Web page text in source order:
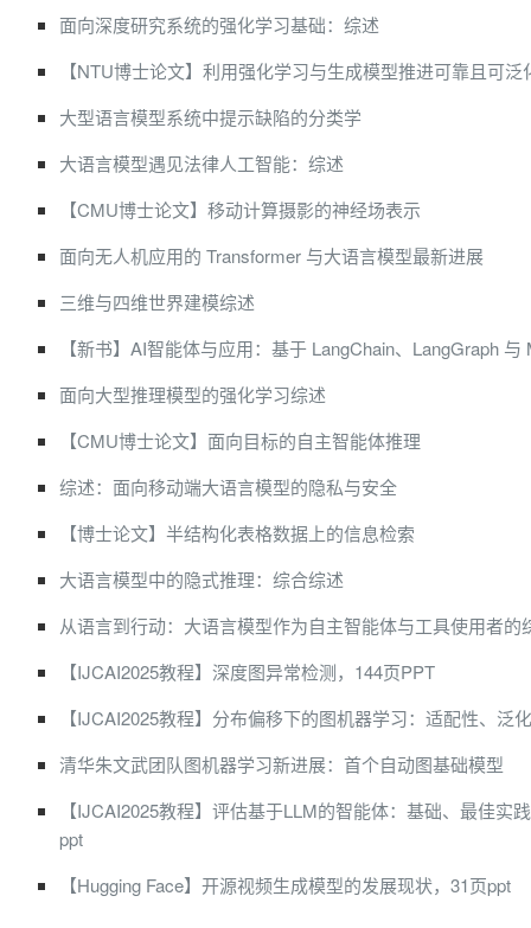
面向深度研究系统的强化学习基础：综述
【NTU博士论文】利用强化学习与生成模型推进可靠且可泛
大型语言模型系统中提示缺陷的分类学
大语言模型遇见法律人工智能：综述
【CMU博士论文】移动计算摄影的神经场表示
面向无人机应用的 Transformer 与大语言模型最新进展
三维与四维世界建模综述
【新书】AI智能体与应用：基于 LangChain、LangGraph 与
面向大型推理模型的强化学习综述
【CMU博士论文】面向目标的自主智能体推理
综述：面向移动端大语言模型的隐私与安全
【博士论文】半结构化表格数据上的信息检索
大语言模型中的隐式推理：综合综述
从语言到行动：大语言模型作为自主智能体与工具使用者的
【IJCAI2025教程】深度图异常检测，144页PPT
【IJCAI2025教程】分布偏移下的图机器学习：适配性、泛
清华朱文武团队图机器学习新进展：首个自动图基础模型
【IJCAI2025教程】评估基于LLM的智能体：基础、最佳实
ppt
【Hugging Face】开源视频生成模型的发展现状，31页ppt